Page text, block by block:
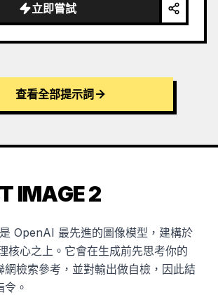
立即嘗試
查看全部提示詞
IMAGE 2
OpenAI 最先進的圖像模型，建構於
核心之上。它會在生成前先思考你的
網檢索參考，並對輸出做自檢，因此結
。